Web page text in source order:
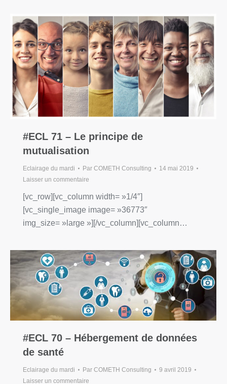
#ECL 71 – Le principe de
mutualisation
Eclairage du mardi Par COMETH Consulting
14 mai 2019
Laisser un commentaire
[vc_row][vc_column width= »1/4″]
[vc_single_image image= »36773″
img_size= »large »][/vc_column][vc_column…
#ECL 70 – Hébergement de données
de santé
Eclairage du mardi Par COMETH Consulting
9 avril 2019
Laisser un commentaire